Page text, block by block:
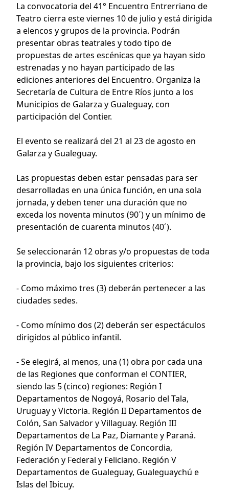
La convocatoria del 41° Encuentro Entrerriano de
Teatro cierra este viernes 10 de julio y está dirigida
a elencos y grupos de la provincia. Podrán
presentar obras teatrales y todo tipo de
propuestas de artes escénicas que ya hayan sido
estrenadas y no hayan participado de las
ediciones anteriores del Encuentro. Organiza la
Secretaría de Cultura de Entre Ríos junto a los
Municipios de Galarza y Gualeguay, con
participación del Contier.
El evento se realizará del 21 al 23 de agosto en
Galarza y Gualeguay.
Las propuestas deben estar pensadas para ser
desarrolladas en una única función, en una sola
jornada, y deben tener una duración que no
exceda los noventa minutos (90´) y un mínimo de
presentación de cuarenta minutos (40´).
Se seleccionarán 12 obras y/o propuestas de toda
la provincia, bajo los siguientes criterios:
- Como máximo tres (3) deberán pertenecer a las
ciudades sedes.
- Como mínimo dos (2) deberán ser espectáculos
dirigidos al público infantil.
- Se elegirá, al menos, una (1) obra por cada una
de las Regiones que conforman el CONTIER,
siendo las 5 (cinco) regiones: Región I
Departamentos de Nogoyá, Rosario del Tala,
Uruguay y Victoria. Región II Departamentos de
Colón, San Salvador y Villaguay. Región III
Departamentos de La Paz, Diamante y Paraná.
Región IV Departamentos de Concordia,
Federación y Federal y Feliciano. Región V
Departamentos de Gualeguay, Gualeguaychú e
Islas del Ibicuy.